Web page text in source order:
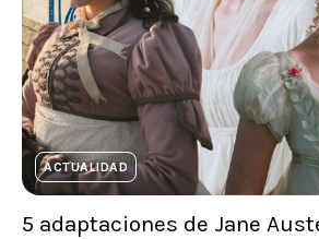
ACTUALIDAD
5 adaptaciones de Jane